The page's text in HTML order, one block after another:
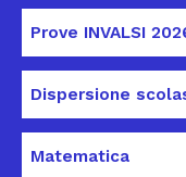
Prove INVALSI
Dispersione
Matematica